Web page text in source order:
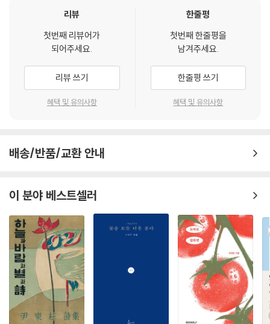
당신
詩의 길
은 계몽사상가, 위고, 발레리, 발자크 같은 작가들이 즐겨 찾은 문화와 예
프랑스 파리 ‘카페 게르부아’도 마네의 집 근처에 있어서 마네를 따르는 예
술가들이 모여 인상주의 미술을 탄생시키며 졸라, 뒤랑티 같은 문인들과도
교류하는 문화예술 공간이었다. 이들은 지역 이름을 따 ‘바티뇰 그룹’이라
불리기도 했다. 어디 그뿐인가. 파리를 떠나 아를르로 거주를 옮겼던 고흐
는 임시로 인근의 ‘카페 드라가르’에 머물며 카페의 내부를 「밤의 카페」라
술의 도시 진주를 더욱 풍요롭게 한다. 이형기문학제기념사업회 회장인 박
모여서 문학과 인생을 논한다. 시우담 멤버들과 막역해서 나도 ‘좋은 인
연’에서 함께 어울릴 때가 있다. 주인장 정수월 시인이 기타를 치며 부르는
노래를 들으며 혼자 삶과 예술의 거리를 생각해 보기도 한다. 삶 따로 예술
따로가 아닌 삶이 예술이 되고 예술이 삶이 되는 그런 경지는 어떤 것일까.
신이면서 인간, 인간이면서 신인 예수 그리스도처럼 삶과 예술이 한 몸일
수는 없을까.
정수월 시인이 노래를 부를 때의 표정이나 눈빛은 몽환적이다. 그는 예술
가의 눈을 지니고 있다. 나도 카페를 경영하는 싱어송 라이트 시인이면 얼
마나 좋을까, 하고 부러운 시선을 던질 수밖에 없었다. 카페 ‘좋은 인연’의
리뷰
첫번째 리뷰어가
되어주세요.
리뷰 쓰기
혜택 및 유의사항
한줄평
첫번째 한줄평을
남겨주세요.
한줄평 쓰기
혜택 및 유의사항
배송/반품/교환 안내
이 분야 베스트셀러